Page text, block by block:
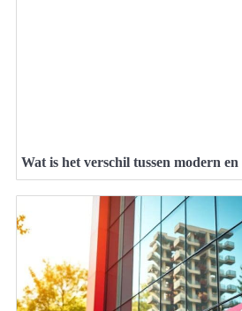
Wat is het verschil tussen modern